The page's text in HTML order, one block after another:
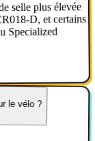
selle plus élevée
D, et certains
Specialized
le vélo ?